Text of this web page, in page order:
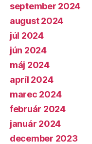
september 2024
august 2024
júl 2024
jún 2024
máj 2024
apríl 2024
marec 2024
február 2024
január 2024
december 2023